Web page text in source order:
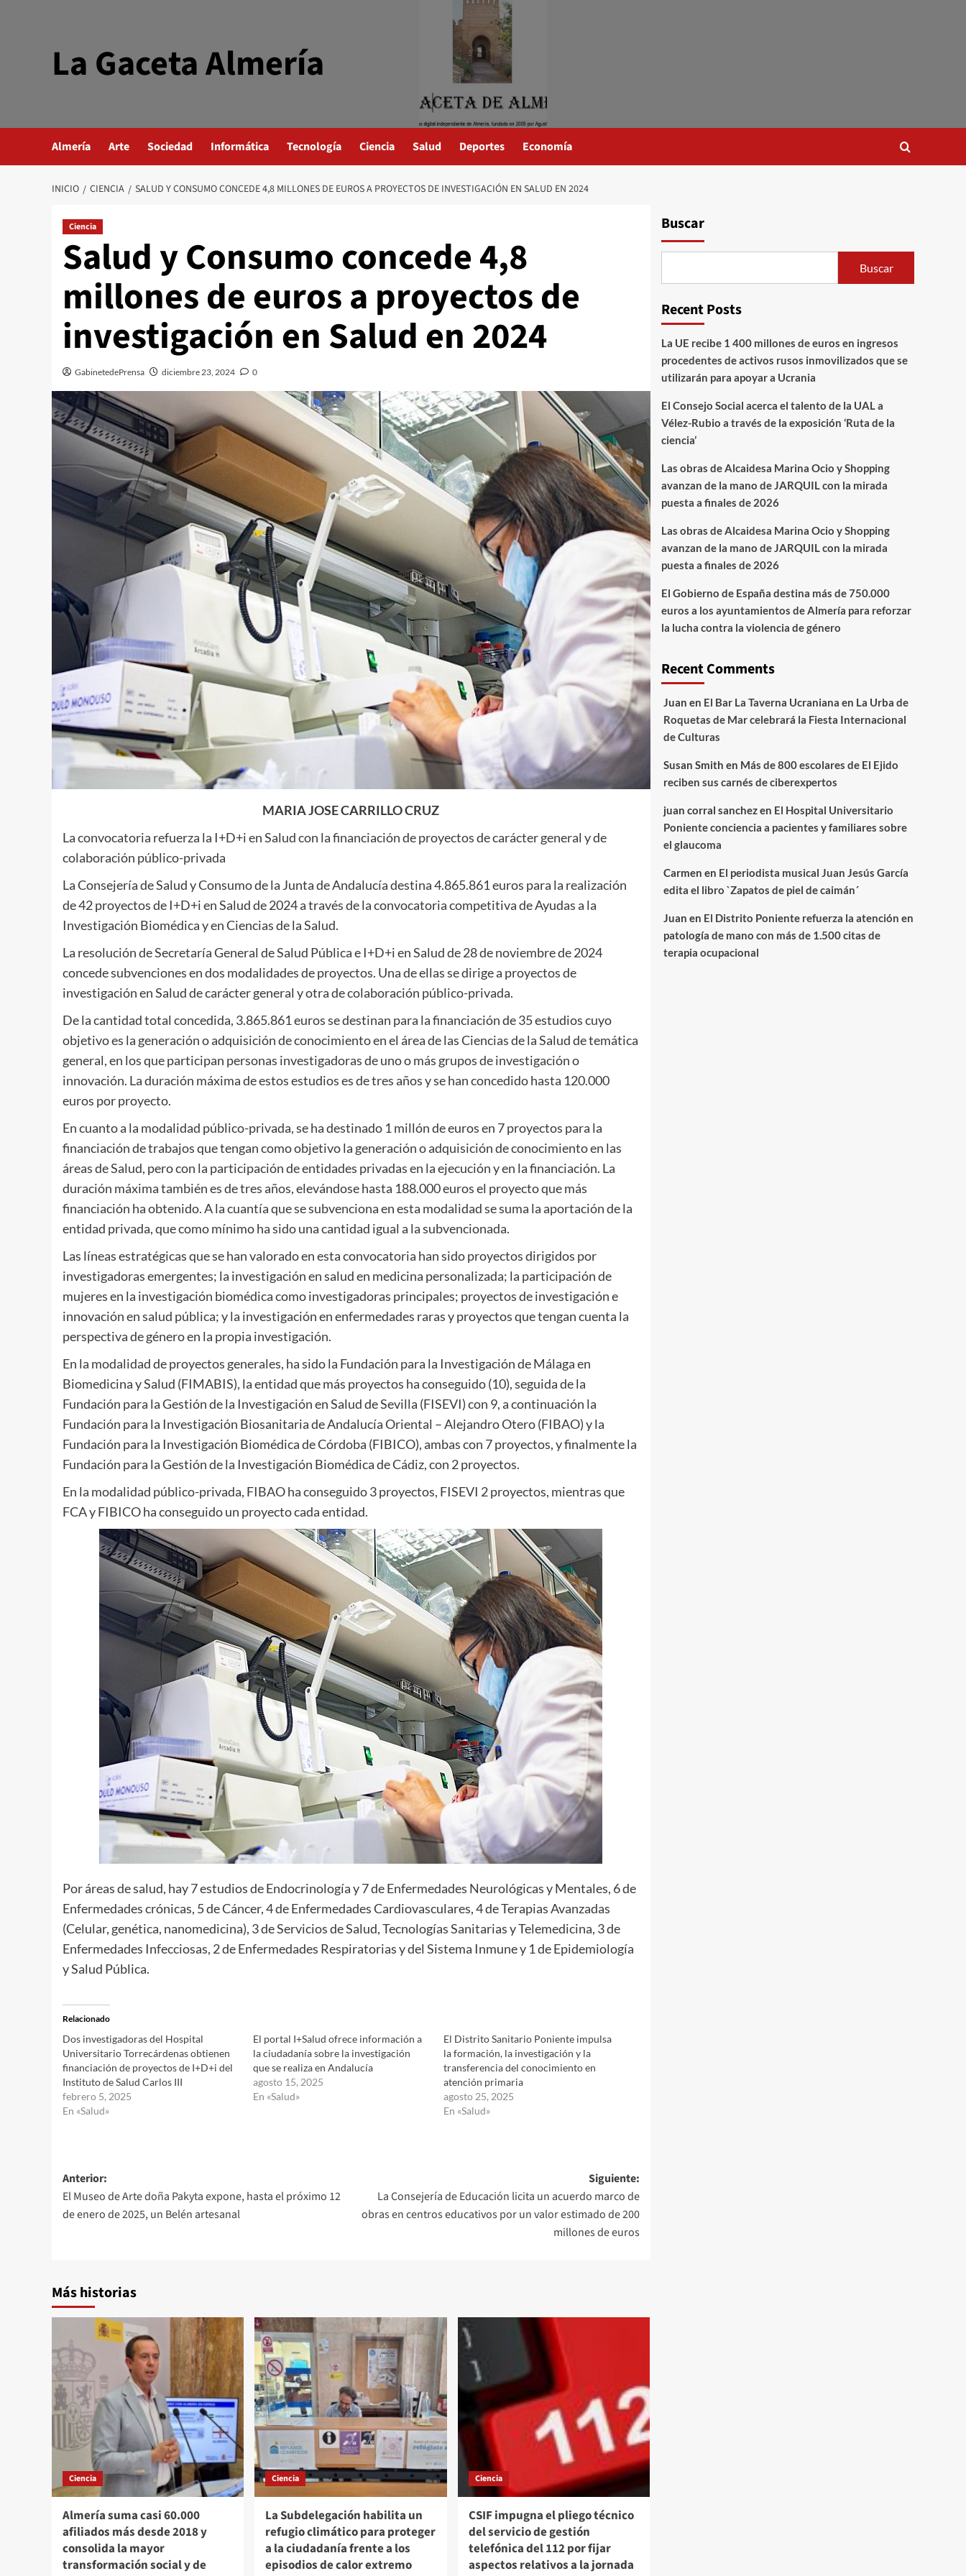
La Gaceta Almería
Almería Arte Sociedad Informática Tecnología Ciencia Salud Deportes Economía
INICIO CIENCIA SALUD Y CONSUMO CONCEDE 4,8 MILLONES DE EUROS A PROYECTOS DE INVESTIGACIÓN EN SALUD EN 2024
Ciencia
Salud y Consumo concede 4,8
millones de euros a proyectos de
investigación en Salud en 2024
GabinetedePrensa diciembre 23, 2024 0
MARIA JOSE CARRILLO CRUZ
La convocatoria refuerza la I+D+i en Salud con la financiación de proyectos de carácter general y de
colaboración público-privada
La Consejería de Salud y Consumo de la Junta de Andalucía destina 4.865.861 euros para la realización
de 42 proyectos de I+D+i en Salud de 2024 a través de la convocatoria competitiva de Ayudas a la
Investigación Biomédica y en Ciencias de la Salud.
La resolución de Secretaría General de Salud Pública e I+D+i en Salud de 28 de noviembre de 2024
concede subvenciones en dos modalidades de proyectos. Una de ellas se dirige a proyectos de
investigación en Salud de carácter general y otra de colaboración público-privada.
De la cantidad total concedida, 3.865.861 euros se destinan para la financiación de 35 estudios cuyo
objetivo es la generación o adquisición de conocimiento en el área de las Ciencias de la Salud de temática
general, en los que participan personas investigadoras de uno o más grupos de investigación o
innovación. La duración máxima de estos estudios es de tres años y se han concedido hasta 120.000
euros por proyecto.
En cuanto a la modalidad público-privada, se ha destinado 1 millón de euros en 7 proyectos para la
financiación de trabajos que tengan como objetivo la generación o adquisición de conocimiento en las
áreas de Salud, pero con la participación de entidades privadas en la ejecución y en la financiación. La
duración máxima también es de tres años, elevándose hasta 188.000 euros el proyecto que más
financiación ha obtenido. A la cuantía que se subvenciona en esta modalidad se suma la aportación de la
entidad privada, que como mínimo ha sido una cantidad igual a la subvencionada.
Las líneas estratégicas que se han valorado en esta convocatoria han sido proyectos dirigidos por
investigadoras emergentes; la investigación en salud en medicina personalizada; la participación de
mujeres en la investigación biomédica como investigadoras principales; proyectos de investigación e
innovación en salud pública; y la investigación en enfermedades raras y proyectos que tengan cuenta la
perspectiva de género en la propia investigación.
En la modalidad de proyectos generales, ha sido la Fundación para la Investigación de Málaga en
Biomedicina y Salud (FIMABIS), la entidad que más proyectos ha conseguido (10), seguida de la
Fundación para la Gestión de la Investigación en Salud de Sevilla (FISEVI) con 9, a continuación la
Fundación para la Investigación Biosanitaria de Andalucía Oriental – Alejandro Otero (FIBAO) y la
Fundación para la Investigación Biomédica de Córdoba (FIBICO), ambas con 7 proyectos, y finalmente la
Fundación para la Gestión de la Investigación Biomédica de Cádiz, con 2 proyectos.
En la modalidad público-privada, FIBAO ha conseguido 3 proyectos, FISEVI 2 proyectos, mientras que
FCA y FIBICO ha conseguido un proyecto cada entidad.
Por áreas de salud, hay 7 estudios de Endocrinología y 7 de Enfermedades Neurológicas y Mentales, 6 de
Enfermedades crónicas, 5 de Cáncer, 4 de Enfermedades Cardiovasculares, 4 de Terapias Avanzadas
(Celular, genética, nanomedicina), 3 de Servicios de Salud, Tecnologías Sanitarias y Telemedicina, 3 de
Enfermedades Infecciosas, 2 de Enfermedades Respiratorias y del Sistema Inmune y 1 de Epidemiología
y Salud Pública.
Relacionado
Dos investigadoras del Hospital
Universitario Torrecárdenas obtienen
financiación de proyectos de I+D+i del
Instituto de Salud Carlos III
febrero 5, 2025
En «Salud»
El portal I+Salud ofrece información a
la ciudadanía sobre la investigación
que se realiza en Andalucía
agosto 15, 2025
En «Salud»
El Distrito Sanitario Poniente impulsa
la formación, la investigación y la
transferencia del conocimiento en
atención primaria
agosto 25, 2025
En «Salud»
Navegación
de
entradas
Anterior:
El Museo de Arte doña Pakyta expone, hasta el próximo 12
de enero de 2025, un Belén artesanal
Siguiente:
La Consejería de Educación licita un acuerdo marco de
obras en centros educativos por un valor estimado de 200
millones de euros
Más historias
Ciencia
Almería suma casi 60.000
afiliados más desde 2018 y
consolida la mayor
transformación social y de
Ciencia
La Subdelegación habilita un
refugio climático para proteger
a la ciudadanía frente a los
episodios de calor extremo
Ciencia
CSIF impugna el pliego técnico
del servicio de gestión
telefónica del 112 por fijar
aspectos relativos a la jornada
Buscar
Buscar
Recent Posts
La UE recibe 1 400 millones de euros en ingresos
procedentes de activos rusos inmovilizados que se
utilizarán para apoyar a Ucrania
El Consejo Social acerca el talento de la UAL a
Vélez-Rubio a través de la exposición ‘Ruta de la
ciencia’
Las obras de Alcaidesa Marina Ocio y Shopping
avanzan de la mano de JARQUIL con la mirada
puesta a finales de 2026
Las obras de Alcaidesa Marina Ocio y Shopping
avanzan de la mano de JARQUIL con la mirada
puesta a finales de 2026
El Gobierno de España destina más de 750.000
euros a los ayuntamientos de Almería para reforzar
la lucha contra la violencia de género
Recent Comments
Juan en El Bar La Taverna Ucraniana en La Urba de
Roquetas de Mar celebrará la Fiesta Internacional
de Culturas
Susan Smith en Más de 800 escolares de El Ejido
reciben sus carnés de ciberexpertos
juan corral sanchezen El Hospital Universitario
Poniente conciencia a pacientes y familiares sobre
el glaucoma
Carmen en El periodista musical Juan Jesús García
edita el libro `Zapatos de piel de caimán´
Juan en El Distrito Poniente refuerza la atención en
patología de mano con más de 1.500 citas de
terapia ocupacional